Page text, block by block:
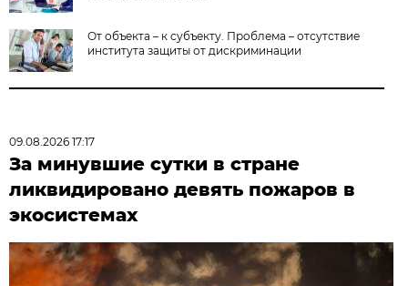
От объекта – к субъекту. Проблема – отсутствие
института защиты от дискриминации
09.08.2026 17:17
За минувшие сутки в стране
ликвидировано девять пожаров в
экосистемах